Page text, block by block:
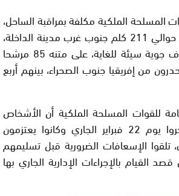
المسلحة الملكية مكلفة بمراقبة الساحل،
أمس الثلاثاء على بعد حوالي 211 كلم جنوب غرب مدينة الداخلة،
قاربا جانحا بسبب ظروف جوية سيئة للغاية، على متنه 85 مرشحا
من إفريقيا جنوب الصحراء، بينهم أربع
للقوات المسلحة الملكية أن الأشخاص
الموقوفين، الذين أبحروا يوم 22 فبراير الجاري وكانوا يعتزمون
تلقوا الإسعافات الضرورية قبل تسليمهم
القيام بالإجراءات الإدارية الجاري بها